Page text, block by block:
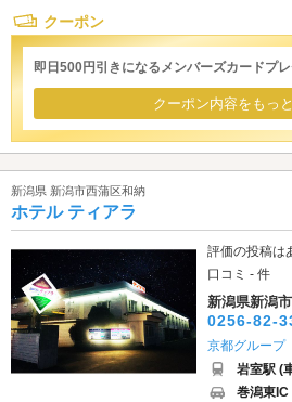
クーポン
即日500円引きになるメンバーズカードプレ
クーポン内容をもっ
新潟県 新潟市西蒲区和納
ホテル ティアラ
評価の投稿は
口コミ - 件
新潟県新潟
0256-82-
京都グループ
岩室駅 (
巻潟東IC